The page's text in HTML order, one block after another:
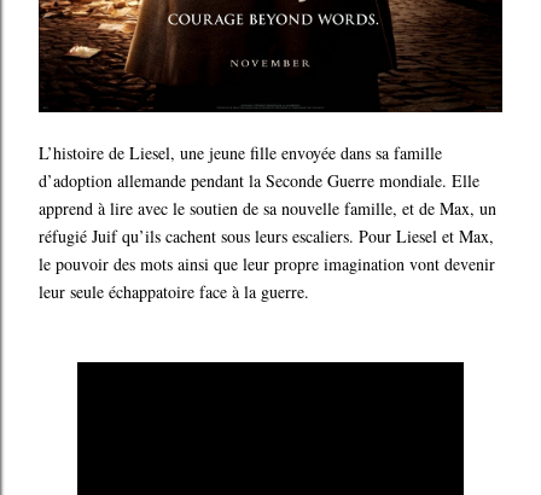
L’histoire de Liesel, une jeune fille envoyée dans sa famille
d’adoption allemande pendant la Seconde Guerre mondiale. Elle
apprend à lire avec le soutien de sa nouvelle famille, et de Max, un
réfugié Juif qu’ils cachent sous leurs escaliers. Pour Liesel et Max,
le pouvoir des mots ainsi que leur propre imagination vont devenir
leur seule échappatoire face à la guerre.